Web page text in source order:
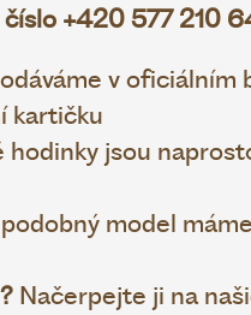
číslo +420 577 210
v
kartičku
hodinky jsou
model
Načerpejte ji na